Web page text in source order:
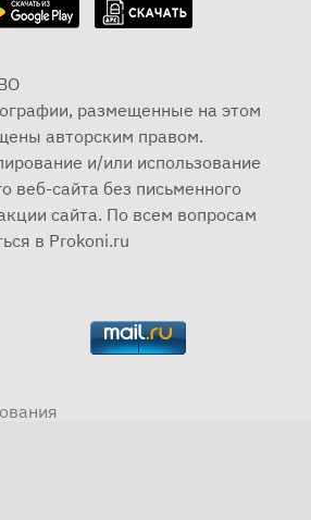
размещенные на этом
авторским правом.
и/или использование
веб-сайта без письменного
сайта. По всем вопросам
в Prokoni.ru